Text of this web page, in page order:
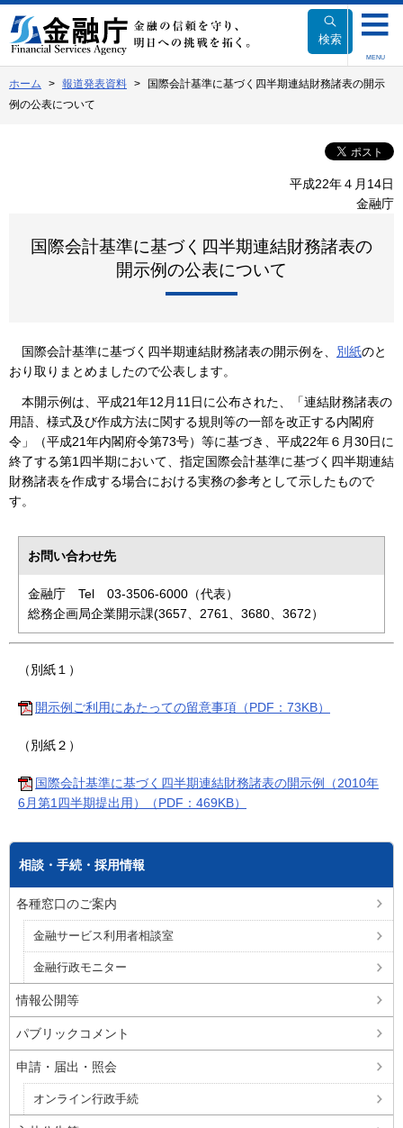
文
へ
動
検索
MENU
ホーム 報道発表資料
国際会計基準に基づく四半期連結財務諸表の開示
例の公表について
平成22年４月14日
金融庁
国際会計基準に基づく四半期連結財務諸表の
開示例の公表について
国際会計基準に基づく四半期連結財務諸表の開示例を、 別紙のと
おり取りまとめましたので公表します。
本開示例は、平成21年12月11日に公布された、「連結財務諸表の
用語、様式及び作成方法に関する規則等の一部を改正する内閣府
令」（平成21年内閣府令第73号）等に基づき、平成22年６月30日に
終了する第1四半期において、指定国際会計基準に基づく四半期連結
財務諸表を作成する場合における実務の参考として示したもので
す。
お問い合わせ先
金融庁 Tel 03-3506-6000（代表）
総務企画局企業開示課(3657、2761、3680、3672）
（別紙１）
開示例ご利用にあたっての留意事項（PDF：73KB）
（別紙２）
国際会計基準に基づく四半期連結財務諸表の開示例（2010年
6月第1四半期提出用）（PDF：469KB）
相談・手続・採用情報
各種窓口のご案内
金融サービス利用者相談室
金融行政モニター
情報公開等
パブリックコメント
申請・届出・照会
オンライン行政手続